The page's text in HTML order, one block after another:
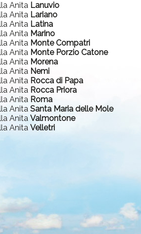
Anita Lanuvio
Anita Lariano
Anita Latina
Anita Marino
Anita Monte Compatri
Anita Monte Porzio Catone
Anita Morena
Anita Nemi
Anita Rocca di Papa
Anita Rocca Priora
Anita Roma
AnitaSanta Maria delle Mole
AnitaValmontone
AnitaVelletri